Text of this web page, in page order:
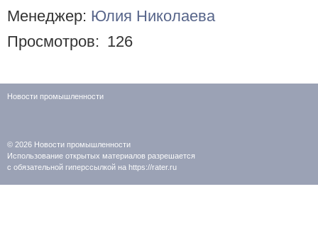
Менеджер: Юлия Николаева
Просмотров: 126
Новости промышленности
© 2026 Новости промышленности
Использование открытых материалов разрешается
с обязательной гиперссылкой на https://rater.ru